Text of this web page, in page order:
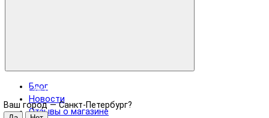
Санкт-Петербург
Ваш город —Санкт-Петербург?
Блог
Новости
Отзывы о магазине